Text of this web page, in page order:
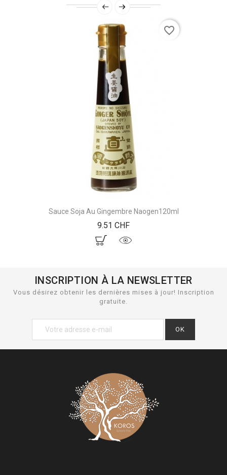
Sauce Soja Au Gingembre Naogen120ml
9.51 CHFPrix
favorite_border
INSCRIPTION À LA NEWSLETTER
Vous désirez obtenir les dernières mises à jour! Inscription
gratuite.